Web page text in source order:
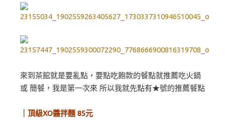
來到茶館就是要亂點，要點吃飽款的餐點就推薦吃火鍋
或 簡餐，我是第一次來 所以我就先點有★號的推薦餐點
｜頂級XO醬拌麵 85元